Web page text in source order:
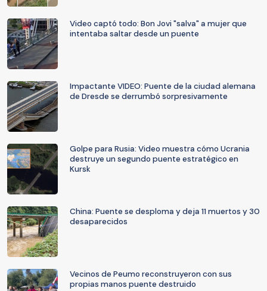
Video captó todo: Bon Jovi "salva" a mujer que
intentaba saltar desde un puente
Impactante VIDEO: Puente de la ciudad alemana
de Dresde se derrumbó sorpresivamente
Golpe para Rusia: Video muestra cómo Ucrania
destruye un segundo puente estratégico en
Kursk
China: Puente se desploma y deja 11 muertos y 30
desaparecidos
Vecinos de Peumo reconstruyeron con sus
propias manos puente destruido